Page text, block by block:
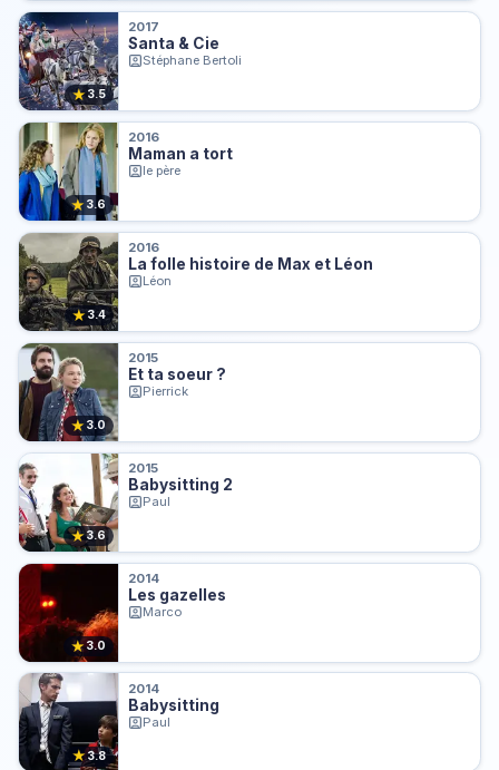
★3.5
2017
Santa & Cie
Stéphane Bertoli
★ 3.6
2016
Maman a tort
le père
★3.4
2016
La folle histoire de Max et Léon
Léon
★ 3.0
2015
Et ta soeur ?
Pierrick
★3.6
2015
Babysitting 2
Paul
★3.0
2014
Les gazelles
Marco
★3.8
2014
Babysitting
Paul